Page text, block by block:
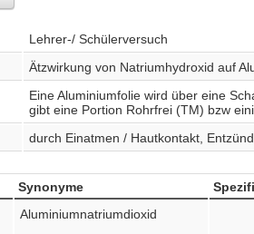
Lehrer-/ Schülerversuch
Ätzwirkung von Natriumhydroxid auf
Eine Aluminiumfolie wird über eine
gibt eine Portion Rohrfrei (TM) bzw
durch Einatmen / Hautkontakt,
Synonyme
Aluminiumnatriumdioxid